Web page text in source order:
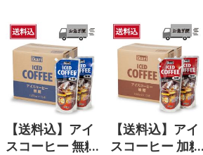
【送料込】アイ
スコーヒー 無糖
【送料込】アイ
スコーヒー 加糖